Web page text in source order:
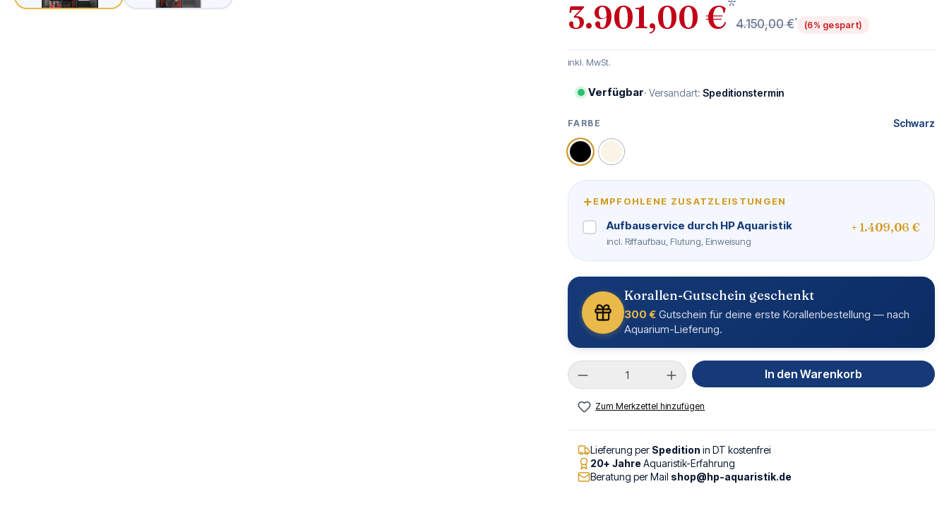
3.901,00 €*
4.150,00 €*
(6% gespart)
inkl. MwSt.
Verfügbar· Versandart: Speditionstermin
FARBE
AUSWÄHLEN Schwarz
SchwarzWeiß
+EMPFOHLENE ZUSATZLEISTUNGEN
Aufbauservice durch HP Aquaristik
incl. Riffaufbau, Flutung, Einweisung
+ 1.409,06 €
Korallen-Gutschein geschenkt
300 € Gutschein für deine erste Korallenbestellung — nach
Aquarium-Lieferung.
Produkt Anzahl: Gib den gewünschten Wert ein
In den Warenkorb
Zum Merkzettel hinzufügen
Lieferung per Spedition in DT kostenfrei
20+ JahreAquaristik-Erfahrung
Beratung per Mail shop@hp-aquaristik.de